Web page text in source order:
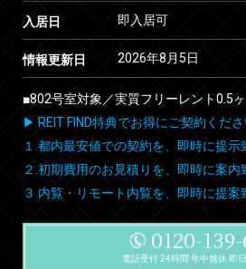
入居日 即入居可
情報更新日 2026年8月5日
■802号室対象／実質フリーレント0.5
▶ REIT FIND特典でお得にご契約くださ
１.都内最安値での契約を、即時に提示
２.初期費用のお見積りを、即時に案内
３.内覧・リモート内覧を、即時に提案
0120-
電話受付 24時間 年中無休 即